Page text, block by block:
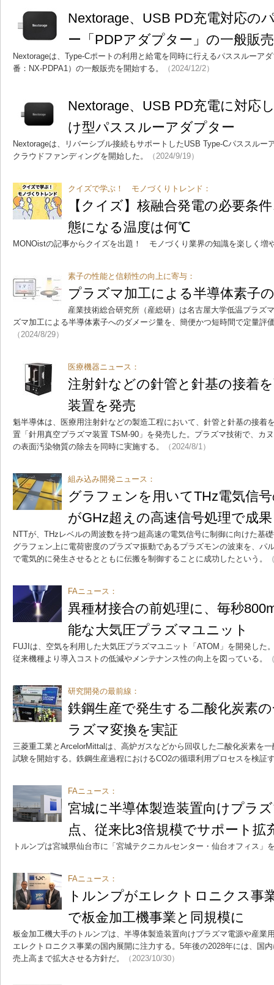
Nextorage、USB PD充電対応の
ー「PDPアダプター」の一般販
Nextorageは、Type-Cポートの利用と給電を同時に行えるパススルーア
番：NX-PDPA1）の一般販売を開始する。
（2024/12/2）
Nextorage、USB PD充電に対応
け型パススルーアダプター
Nextorageは、リバーシブル接続もサポートしたUSB Type-Cパススルー
クラウドファンディングを開始した。
（2024/9/19）
クイズで学ぶ！ モノづくりトレンド：
【クイズ】核融合発電の必要条
態になる温度は何℃
MONOistの記事からクイズを出題！ モノづくり業界の知識を楽しく増
素子の性能と信頼性の向上に寄与：
プラズマ加工による半導体素子
産業技術総合研究所（産総研）は名古屋大学低温プラズ
ズマ加工による半導体素子へのダメージ量を、簡便かつ短時間で定量評
（2024/8/29）
医療機器ニュース：
注射針などの針管と針基の接着
装置を発売
魁半導体は、医療用注射針などの製造工程において、針管と針基の接着
置「針用真空プラズマ装置 TSM-90」を発売した。プラズマ技術で、カ
の表面汚染物質の除去を同時に実施する。
（2024/8/1）
組み込み開発ニュース：
グラフェンを用いてTHz電気信
がGHz超えの高速信号処理で成果
NTTが、THzレベルの周波数を持つ超高速の電気信号に制御に向けた基
グラフェン上に電荷密度のプラズマ振動であるプラズモンの波束を、パ
で電気的に発生させるとともに伝搬を制御することに成功したという。
FAニュース：
異種材接合の前処理に、毎秒
能な大気圧プラズマユニット
FUJIは、空気を利用した大気圧プラズマユニット「ATOM」を開発した
従来機種より導入コストの低減やメンテナンス性の向上を図っている。
研究開発の最前線：
鉄鋼生産で発生する二酸化炭素
ラズマ変換を実証
三菱重工業とArcelorMittalは、高炉ガスなどから回収した二酸化炭素を
試験を開始する。鉄鋼生産過程におけるCO2の循環利用プロセスを検証
FAニュース：
宮城に半導体製造装置向けプラ
点、従来比3倍規模でサポート拡
トルンプは宮城県仙台市に「宮城テクニカルセンター・仙台オフィス」
FAニュース：
トルンプがエレクトロニクス事
で板金加工機事業と同規模に
板金加工機大手のトルンプは、半導体製造装置向けプラズマ電源や産業
エレクトロニクス事業の国内展開に注力する。5年後の2028年には、国
売上高まで拡大させる方針だ。
（2023/10/30）